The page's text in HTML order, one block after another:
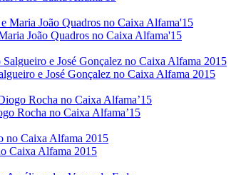
João Quadros no Caixa Alfama'15
e José Gonçalez no Caixa Alfama 2015
Rocha no Caixa Alfama’15
Caixa Alfama 2015